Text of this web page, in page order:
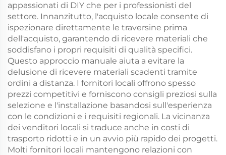
appassionati di DIY che per i professionisti del
settore. Innanzitutto, l'acquisto locale consente di
ispezionare direttamente le traversine prima
dell'acquisto, garantendo di ricevere materiali che
soddisfano i propri requisiti di qualità specifici.
Questo approccio manuale aiuta a evitare la
delusione di ricevere materiali scadenti tramite
ordini a distanza. I fornitori locali offrono spesso
prezzi competitivi e forniscono consigli preziosi sulla
selezione e l'installazione basandosi sull'esperienza
con le condizioni e i requisiti regionali. La vicinanza
dei venditori locali si traduce anche in costi di
trasporto ridotti e in un avvio più rapido dei progetti.
Molti fornitori locali mantengono relazioni con